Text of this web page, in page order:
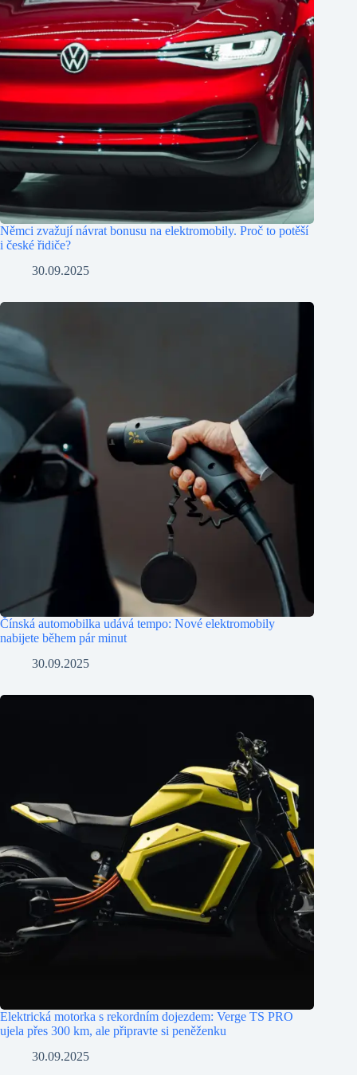
Němci zvažují návrat bonusu na elektromobily. Proč to potěší
i české řidiče?
30.09.2025
Čínská automobilka udává tempo: Nové elektromobily
nabijete během pár minut
30.09.2025
Elektrická motorka s rekordním dojezdem: Verge TS PRO
ujela přes 300 km, ale připravte si peněženku
30.09.2025